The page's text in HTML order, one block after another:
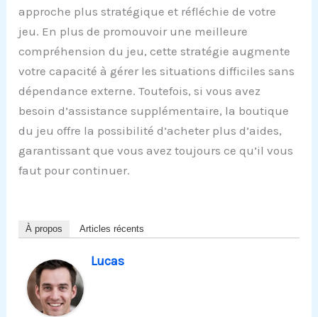
approche plus stratégique et réfléchie de votre
jeu. En plus de promouvoir une meilleure
compréhension du jeu, cette stratégie augmente
votre capacité à gérer les situations difficiles sans
dépendance externe. Toutefois, si vous avez
besoin d’assistance supplémentaire, la boutique
du jeu offre la possibilité d’acheter plus d’aides,
garantissant que vous avez toujours ce qu’il vous
faut pour continuer.
À propos Articles récents
Lucas